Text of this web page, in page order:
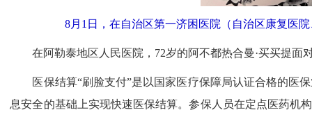
8月1日，在自治区第一济困医院（自治区康复医
在阿勒泰地区人民医院，72岁的阿不都热合曼·买买提面
医保结算“刷脸支付”是以国家医疗保障局认证合格的医保
息安全的基础上实现快速医保结算。参保人员在定点医药机